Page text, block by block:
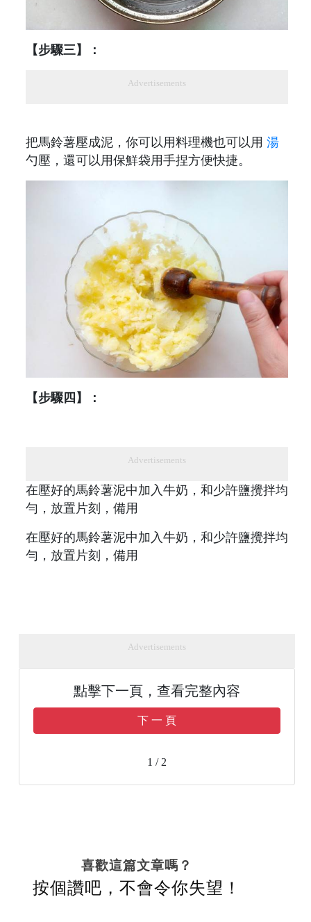
【步驟三】：
Advertisements
把馬鈴薯壓成泥，你可以用料理機也可以用 湯
勺壓，還可以用保鮮袋用手捏方便快捷。
【步驟四】：
Advertisements
在壓好的馬鈴薯泥中加入牛奶，和少許鹽攪拌均
勻，放置片刻，備用
在壓好的馬鈴薯泥中加入牛奶，和少許鹽攪拌均
勻，放置片刻，備用
Advertisements
點擊下一頁，查看完整內容
下 一 頁
1 / 2
喜歡這篇文章嗎？
按個讚吧，不會令你失望！